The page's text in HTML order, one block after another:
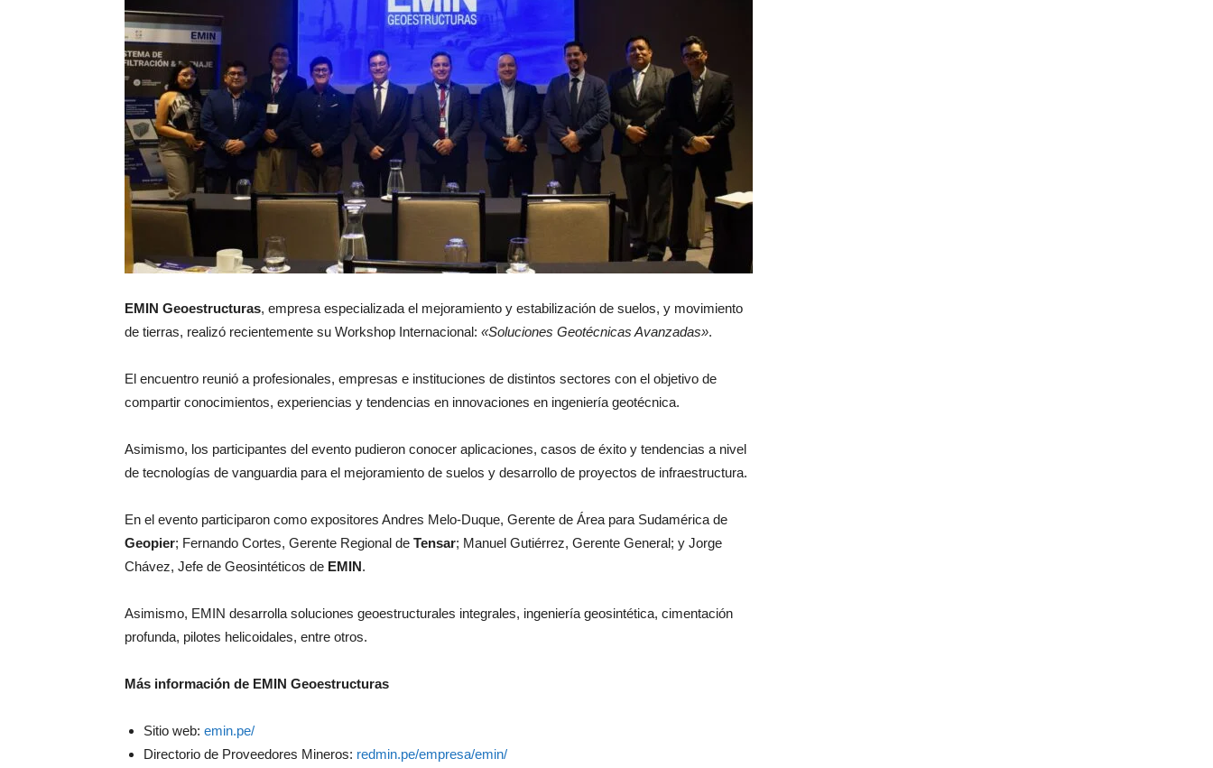
EMIN Geoestructuras, empresa especializada el mejoramiento y estabilización de suelos, y movimiento
de tierras, realizó recientemente su Workshop Internacional: «Soluciones Geotécnicas Avanzadas».
El encuentro reunió a profesionales, empresas e instituciones de distintos sectores con el objetivo de
compartir conocimientos, experiencias y tendencias en innovaciones en ingeniería geotécnica.
Asimismo, los participantes del evento pudieron conocer aplicaciones, casos de éxito y tendencias a nivel
de tecnologías de vanguardia para el mejoramiento de suelos y desarrollo de proyectos de infraestructura.
En el evento participaron como expositores Andres Melo-Duque, Gerente de Área para Sudamérica de
Geopier; Fernando Cortes, Gerente Regional de Tensar; Manuel Gutiérrez, Gerente General; y Jorge
Chávez, Jefe de Geosintéticos de EMIN.
Asimismo, EMIN desarrolla soluciones geoestructurales integrales, ingeniería geosintética, cimentación
profunda, pilotes helicoidales, entre otros.
Más información de EMIN Geoestructuras
Sitio web: emin.pe/
Directorio de Proveedores Mineros: redmin.pe/empresa/emin/